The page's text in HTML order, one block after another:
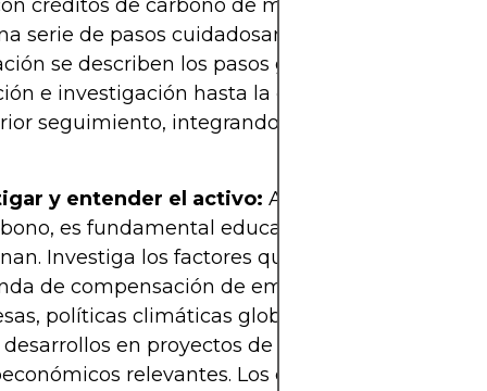
créditos de carbono de manera efectiva
serie de pasos cuidadosamente planificados. A
se describen los pasos generales, desde la
e investigación hasta la ejecución de la
seguimiento, integrando la gestión de
y entender el activo: Antes de invertir en
es fundamental educarse sobre qué son y
Investiga los factores que mueven su
de compensación de emisiones por parte de
políticas climáticas globales (ej. acuerdos
desarrollos en proyectos de sostenibilidad, o
relevantes. Los créditos de carbono